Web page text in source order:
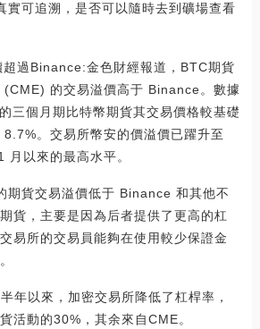
實可追溯，是否可以隨時去到礦場查看
過Binance:金色財經報道，BTC期貨
(CME) 的交易溢價高于 Binance。數據
三個月期比特幣期貨其交易價格較基礎
。交易所幣安的價溢價已躍升至
以來的最高水平。
期貨交易溢價低于 Binance 和其他不
貨，主要是因為后者提供了更高的杠
易所的交易員能夠在使用較少保證金
年以來，加密交易所降低了杠桿率，
活動的30%，其余來自CME。